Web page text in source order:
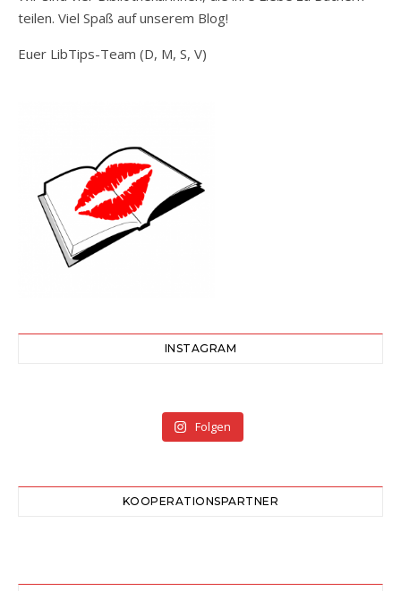
teilen. Viel Spaß auf unserem Blog!
Euer LibTips-Team (D, M, S, V)
INSTAGRAM
Folgen
KOOPERATIONSPARTNER